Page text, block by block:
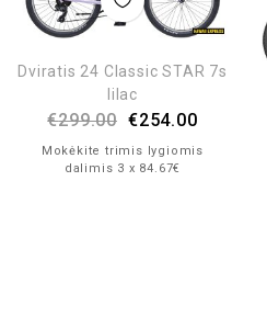
Dviratis 24 Classic STAR 7s
lilac
€299.00 €254.00
Mokėkite trimis lygiomis
dalimis 3 x 84.67€